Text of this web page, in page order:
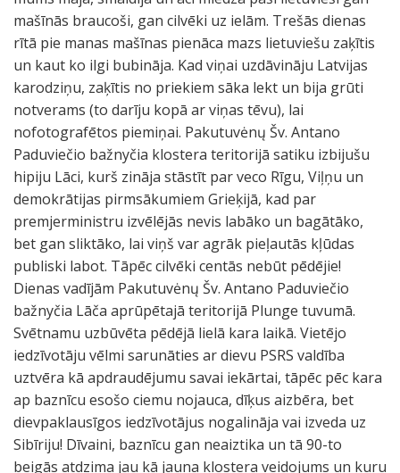
mašīnās braucoši, gan cilvēki uz ielām. Trešās dienas
rītā pie manas mašīnas pienāca mazs lietuviešu zaķītis
un kaut ko ilgi bubināja. Kad viņai uzdāvināju Latvijas
karodziņu, zaķītis no priekiem sāka lekt un bija grūti
notverams (to darīju kopā ar viņas tēvu), lai
nofotografētos piemiņai. Pakutuvėnų Šv. Antano
Paduviečio bažnyčia klostera teritorijā satiku izbijušu
hipiju Lāci, kurš zināja stāstīt par veco Rīgu, Viļņu un
demokrātijas pirmsākumiem Grieķijā, kad par
premjerministru izvēlējās nevis labāko un bagātāko,
bet gan sliktāko, lai viņš var agrāk pieļautās kļūdas
publiski labot. Tāpēc cilvēki centās nebūt pēdējie!
Dienas vadījām Pakutuvėnų Šv. Antano Paduviečio
bažnyčia Lāča aprūpētajā teritorijā Plunge tuvumā.
Svētnamu uzbūvēta pēdējā lielā kara laikā. Vietējo
iedzīvotāju vēlmi sarunāties ar dievu PSRS valdība
uztvēra kā apdraudējumu savai iekārtai, tāpēc pēc kara
ap baznīcu esošo ciemu nojauca, dīķus aizbēra, bet
dievpaklausīgos iedzīvotājus nogalināja vai izveda uz
Sibīriju! Dīvaini, baznīcu gan neaiztika un tā 90-to
beigās atdzima jau kā jauna klostera veidojums un kuru